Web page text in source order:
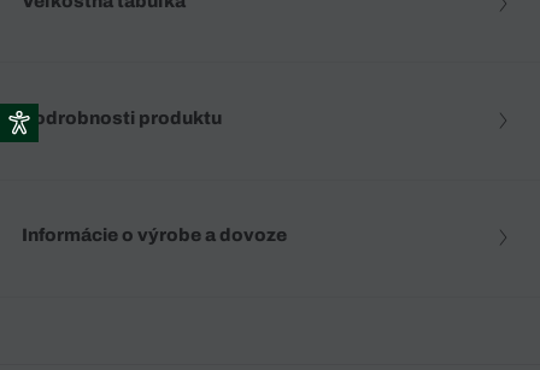
Podrobnosti produktu
Informácie o výrobe a dovoze